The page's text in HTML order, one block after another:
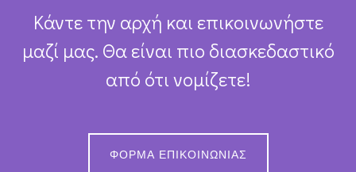
Κάντε την αρχή και επικοινωνήστε
μαζί μας. Θα είναι πιο διασκεδαστικό
από ότι νομίζετε!
ΦΌΡΜΑ ΕΠΙΚΟΙΝΩΝΊΑΣ